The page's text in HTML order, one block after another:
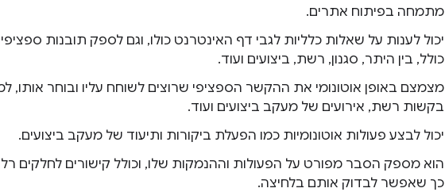
מתמחה בפיתוח אתרים.
יכול לענות על שאלות כלליות לגבי דף האינטרנט כולו, וגם לספק תובנות
כולל, בין היתר, סגנון, רשת, ביצועים ועוד.
בקשות רשת, אירועים של מעקב ביצועים ועוד.
יכול לבצע פעולות אוטונומיות כמו הפעלת ביקורות ותיעוד של מעקב ביצועים.
הוא מספק הסבר מפורט על הפעולות וההנמקות שלו, וכולל קישורים לחלקים
כך שאפשר לבדוק אותם בלחיצה.